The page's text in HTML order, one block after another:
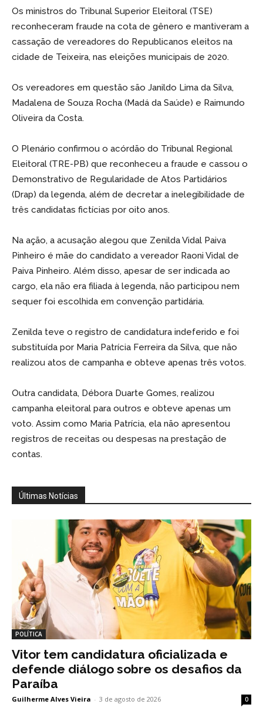
Os ministros do Tribunal Superior Eleitoral (TSE)
reconheceram fraude na cota de gênero e mantiveram a
cassação de vereadores do Republicanos eleitos na
cidade de Teixeira, nas eleições municipais de 2020.
Os vereadores em questão são Janildo Lima da Silva,
Madalena de Souza Rocha (Madá da Saúde) e Raimundo
Oliveira da Costa.
O Plenário confirmou o acórdão do Tribunal Regional
Eleitoral (TRE-PB) que reconheceu a fraude e cassou o
Demonstrativo de Regularidade de Atos Partidários
(Drap) da legenda, além de decretar a inelegibilidade de
três candidatas fictícias por oito anos.
Na ação, a acusação alegou que Zenilda Vidal Paiva
Pinheiro é mãe do candidato a vereador Raoni Vidal de
Paiva Pinheiro. Além disso, apesar de ser indicada ao
cargo, ela não era filiada à legenda, não participou nem
sequer foi escolhida em convenção partidária.
Zenilda teve o registro de candidatura indeferido e foi
substituída por Maria Patrícia Ferreira da Silva, que não
realizou atos de campanha e obteve apenas três votos.
Outra candidata, Débora Duarte Gomes, realizou
campanha eleitoral para outros e obteve apenas um
voto. Assim como Maria Patrícia, ela não apresentou
registros de receitas ou despesas na prestação de
contas.
Últimas Notícias
POLÍTICA
Vitor tem candidatura oficializada e
defende diálogo sobre os desafios da
Paraíba
Guilherme Alves Vieira - 3 de agosto de 2026 0